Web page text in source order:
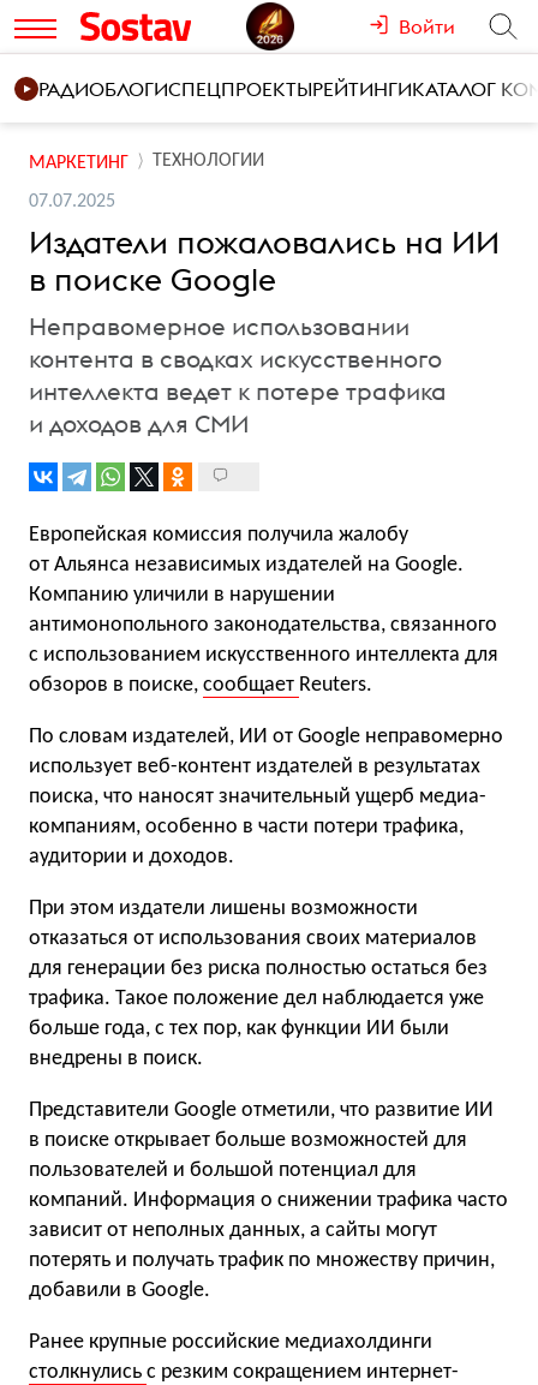
Войти
РАДИОБЛОГИСПЕЦПРОЕКТЫРЕЙТИНГИКАТАЛОГ
МАРКЕТИНГ ТЕХНОЛОГИИ
07.07.2025
Издатели пожаловались на ИИ
в поиске Google
Неправомерное использовании
контента в сводках искусственного
интеллекта ведет к потере трафика
и доходов для СМИ
Европейская комиссия получила жалобу
от Альянса независимых издателей на Google.
Компанию уличили в нарушении
антимонопольного законодательства, связанного
с использованием искусственного интеллекта для
обзоров в поиске, сообщает Reuters.
По словам издателей, ИИ от Google неправомерно
использует веб-контент издателей в результатах
поиска, что наносят значительный ущерб медиа-
компаниям, особенно в части потери трафика,
аудитории и доходов.
При этом издатели лишены возможности
отказаться от использования своих материалов
для генерации без риска полностью остаться без
трафика. Такое положение дел наблюдается уже
больше года, с тех пор, как функции ИИ были
внедрены в поиск.
Представители Google отметили, что развитие ИИ
в поиске открывает больше возможностей для
пользователей и большой потенциал для
компаний. Информация о снижении трафика часто
зависит от неполных данных, а сайты могут
потерять и получать трафик по множеству причин,
добавили в Google.
Ранее крупные российские медиахолдинги
столкнулись с резким сокращением интернет-